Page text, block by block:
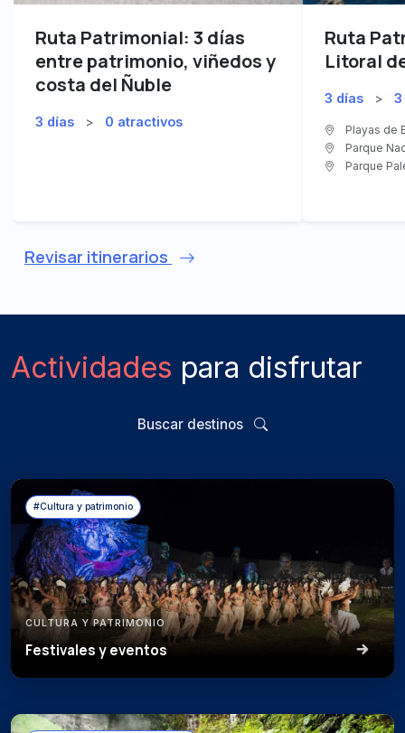
Ruta Patrimonial: 3 días
entre patrimonio, viñedos y
costa del Ñuble
3 días > 0 atractivos
Ruta
Litoral
3 días > 3
Playas de
Parque
Parque
Revisar itinerarios
Actividades para disfrutar
Buscar destinos
#Cultura y patrimonio
CULTURA Y PATRIMONIO
Festivales y eventos